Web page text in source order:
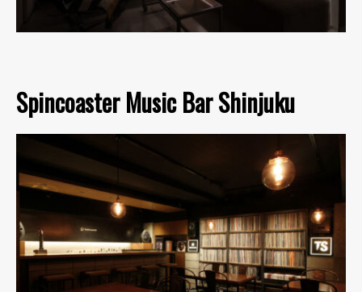
Spincoaster Music Bar Shinjuku